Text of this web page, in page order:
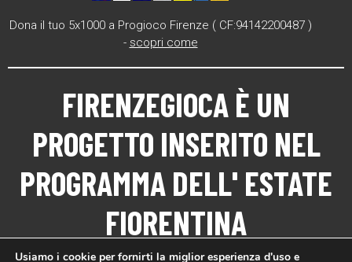
Dona il tuo 5x1000 a Progioco Firenze ( CF:94142200487 )
- scopri come
FIRENZEGIOCA È UN
PROGETTO INSERITO NEL
PROGRAMMA DELL' ESTATE
FIORENTINA
Usiamo i cookie per fornirti la miglior esperienza d'uso e